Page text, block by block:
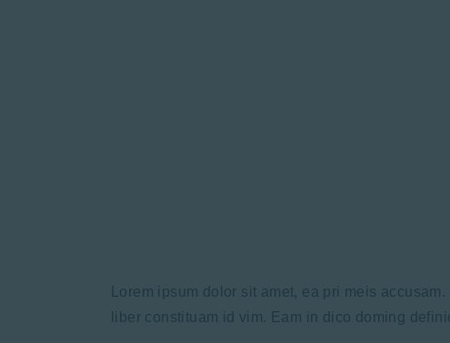
Lorem ipsum dolor sit amet, ea pri meis
liber constituam id vim. Eam in dico doming